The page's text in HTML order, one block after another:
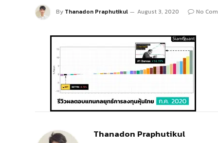
By Thanadon Praphutikul August 3, 2020 No
Thanadon Praphutikul